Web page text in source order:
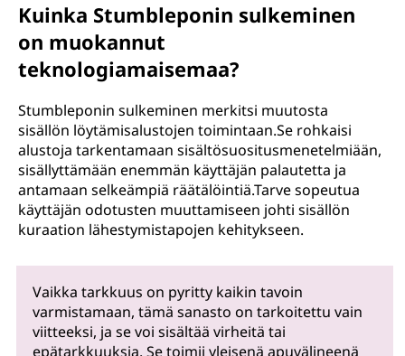
Kuinka Stumbleponin sulkeminen
on muokannut
teknologiamaisemaa?
Stumbleponin sulkeminen merkitsi muutosta
sisällön löytämisalustojen toimintaan.Se rohkaisi
alustoja tarkentamaan sisältösuositusmenetelmiään,
sisällyttämään enemmän käyttäjän palautetta ja
antamaan selkeämpiä räätälöintiä.Tarve sopeutua
käyttäjän odotusten muuttamiseen johti sisällön
kuraation lähestymistapojen kehitykseen.
Vaikka tarkkuus on pyritty kaikin tavoin
varmistamaan, tämä sanasto on tarkoitettu vain
viitteeksi, ja se voi sisältää virheitä tai
epätarkkuuksia. Se toimii yleisenä apuvälineenä